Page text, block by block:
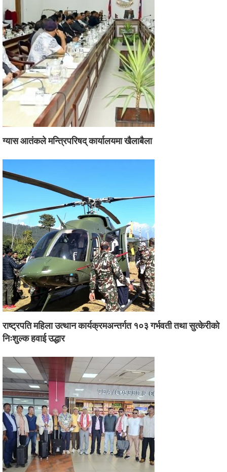
ग्यास आतंकले मन्त्रिपरिषद् कार्यालयमा खैलाबैला
राष्ट्रपति महिला उत्थान कार्यक्रमअन्तर्गत १०३ गर्भवती तथा सुत्केरीको
निःशुल्क हवाई उद्धार